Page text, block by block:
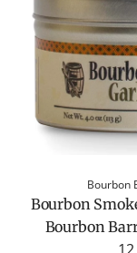
Bourbon
Bourbon
Bourbon